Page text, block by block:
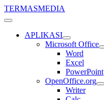
TERMASMEDIA
APLIKASI
Microsoft Office
Word
Excel
PowerPoint
OpenOffice.org
Writer